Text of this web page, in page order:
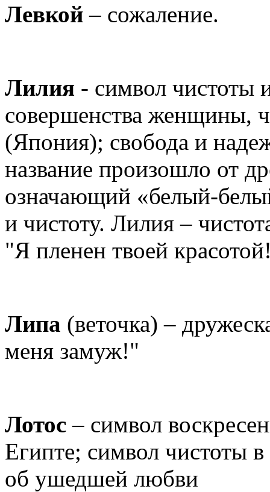
Левкой – сожаление.
Лилия - символ чистоты
совершенства женщины,
(Япония); свобода и
название произошло от
означающий «белый-
и чистоту. Лилия –
"Я пленен твоей
Липа (веточка) –
меня замуж!"
Лотос – символ
Египте; символ чистоты
об ушедшей любви